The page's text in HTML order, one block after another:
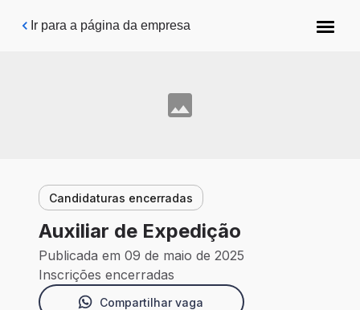
Pular para o conteúdo principal
Ir para a página da empresa
Candidaturas encerradas
Auxiliar de Expedição
Publicada em 09 de maio de 2025
Inscrições encerradas
Compartilhar vaga